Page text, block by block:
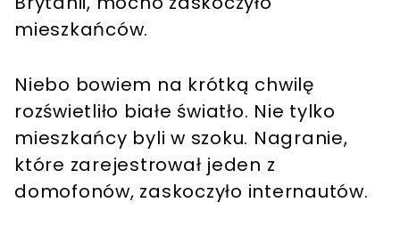
mieszkańców.
Niebo bowiem na krótką chwilę
rozświetliło białe światło. Nie tylko
mieszkańcy byli w szoku. Nagranie,
które zarejestrował jeden z
domofonów, zaskoczyło internautów.